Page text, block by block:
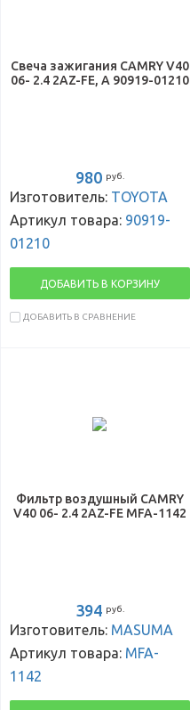
Свеча зажигания CAMRY V40
06- 2.4 2AZ-FE, A 90919-01210
980 руб.
Изготовитель: TOYOTA
Артикул товара: 90919-
01210
ДОБАВИТЬ В КОРЗИНУ
ДОБАВИТЬ В СРАВНЕНИЕ
Фильтр воздушный CAMRY
V40 06- 2.4 2AZ-FE MFA-1142
394 руб.
Изготовитель: MASUMA
Артикул товара: MFA-
1142